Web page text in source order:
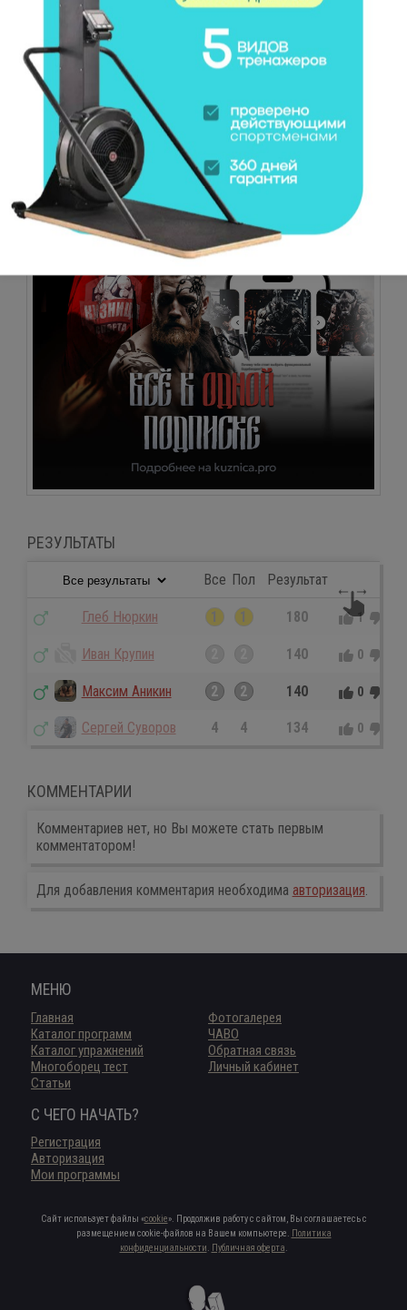
Выходы на турнике. Техника
РЕЗУЛЬТАТЫ
Все Пол Результат
Глеб Нюркин 1 1 180 1
Иван Крупин 140 0
Максим Аникин 2 2 140 0
Сергей Суворов 4 4 134 0
КОММЕНТАРИИ
Комментариев нет, но Вы можете стать первым
комментатором!
Для добавления комментария необходима авторизация.
МЕНЮ
Главная
Каталог программ
Каталог упражнений
Многоборец тест
Статьи
Фотогалерея
ЧАВО
Обратная связь
Личный кабинет
С ЧЕГО НАЧАТЬ?
Регистрация
Авторизация
Мои программы
Сайт использует файлы «cookie». Продолжив работу с сайтом, Вы соглашаетесь с
размещением cookie-файлов на Вашем компьютере. Политика
конфиденциальности. Публичная оферта.